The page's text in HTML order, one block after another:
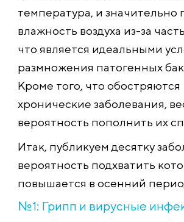
температура, и значительно
влажность воздуха из-за
что является идеальными
размножения патогенных
Кроме того, что обостряются
хронические заболевания,
вероятность пополнить их
Итак, публикуем десятку
вероятность подхватить
повышается в осенний
№1: Грипп и вирусные